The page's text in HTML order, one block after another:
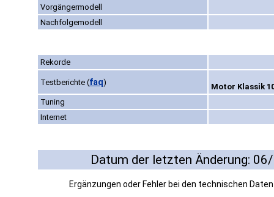
Vorgängermodell
Nachfolgemodell
Rekorde
Testberichte (faq)
Motor Klassik
Tuning
Internet
Datum der letzten Änderung:
Ergänzungen oder Fehler bei den technischen